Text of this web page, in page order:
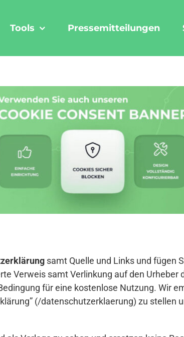
Tools Pressemitteilungen
samt Quelle und Links und fügen
Verweis samt Verlinkung auf den
für eine kostenlose Nutzung. Wir
(/datenschutzerklaerung) zu stellen